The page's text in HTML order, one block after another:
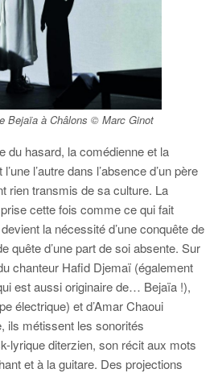
Bejaïa à Châlons © Marc Ginot
du hasard, la comédienne et la
l’autre dans l’absence d’un père
rien transmis de sa culture. La
cette fois comme ce qui fait
la nécessité d’une conquête de
quête d’une part de soi absente. Sur
chanteur Hafid Djemaï (également
est aussi originaire de… Bejaïa !),
électrique) et d’Amar Chaoui
ils métissent les sonorités
lyrique diterzien, son récit aux mots
et à la guitare. Des projections